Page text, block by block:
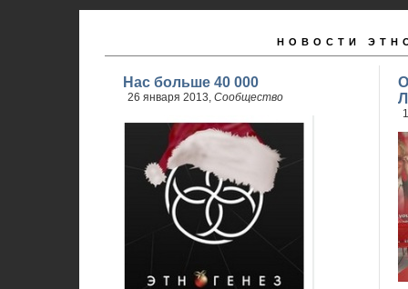
НОВОСТИ
Нас больше 40 000
26 января 2013, Сообщество